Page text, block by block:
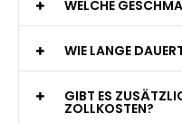
WELCHE
WIE LANGE
GIBT ES
ZOLLKOSTEN?